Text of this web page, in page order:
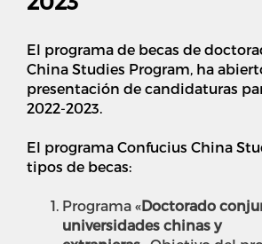
El programa de becas de
China Studies Program, ha
presentación de candidaturas
2022-2023.
El programa Confucius China
tipos de becas:
Programa «Doctorado
universidades chinas y